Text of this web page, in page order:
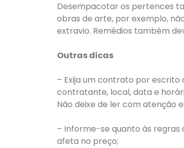
Desempacotar os pertences
obras de arte, por exemplo,
extravio. Remédios também
Outras dicas
– Exija um contrato por escrito
contratante, local, data e
Não deixe de ler com atenção
– Informe-se quanto às regras
afeta no preço;